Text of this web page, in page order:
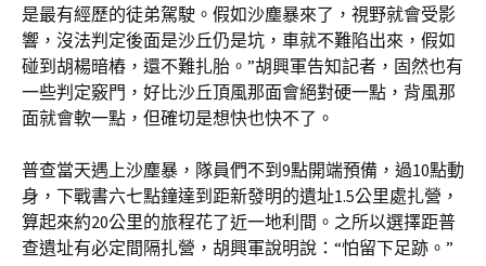
是最有經歷的徒弟駕駛。假如沙塵暴來了，視野就會受影
響，沒法判定後面是沙丘仍是坑，車就不難陷出來，假如
碰到胡楊暗樁，還不難扎胎。”胡興軍告知記者，固然也有
一些判定竅門，好比沙丘頂風那面會絕對硬一點，背風那
面就會軟一點，但確切是想快也快不了。
普查當天遇上沙塵暴，隊員們不到9點開端預備，過10點動
身，下戰書六七點鐘達到距新發明的遺址1.5公里處扎營，
算起來約20公里的旅程花了近一地利間。之所以選擇距普
查遺址有必定間隔扎營，胡興軍說明說：“怕留下足跡。”